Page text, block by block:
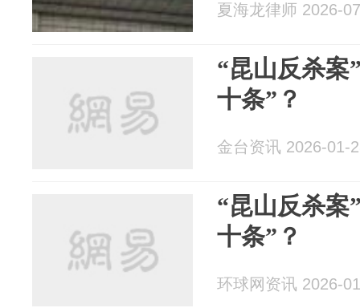
夏海龙律师 2026-
“昆山反杀案
十条”？
金台资讯 2026-01-
“昆山反杀案
十条”？
环球网资讯 2026-